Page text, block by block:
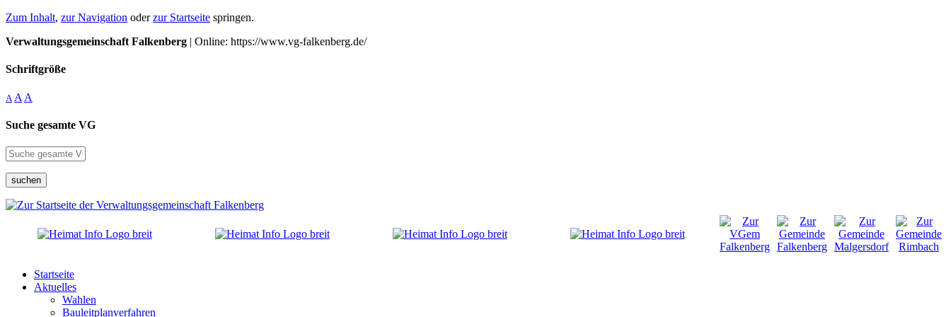
Zum Inhalt, zur Navigation oderzur Startseite springen.
Verwaltungsgemeinschaft Falkenberg | Online: https://www.vg-falkenberg.de/
Schriftgröße
A A A
Suche gesamte VG
suchen
Startseite
Aktuelles
Wahlen
Bauleitplanverfahren